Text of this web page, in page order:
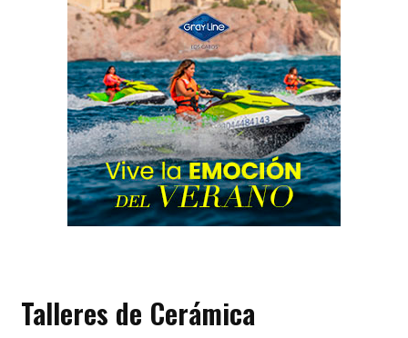
Talleres de Cerámica